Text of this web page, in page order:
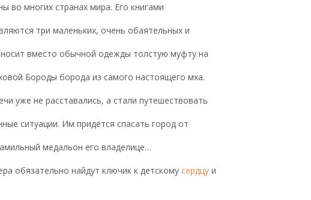
во многих странах мира. Его книгами
три маленьких, очень обаятельных и
вместо обычной одежды толстую муфту на
Бороды борода из самого настоящего мха.
уже не расставались, а стали путешествовать
ситуации. Им придётся спасать город от
медальон его владелице…
обязательно найдут ключик к детскому сердцуи